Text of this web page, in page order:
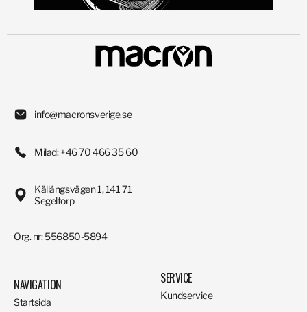
info@macronsverige.se
Milad: +46 70 466 35 60
Källängsvägen 1, 141 71
Segeltorp
Org. nr: 556850-5894
NAVIGATION
Startsida
SERVICE
Kundservice